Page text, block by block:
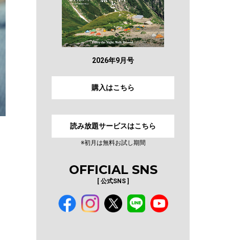
2026年9月号
購入はこちら
読み放題サービスはこちら
※初月は無料お試し期間
OFFICIAL SNS
[ 公式SNS ]